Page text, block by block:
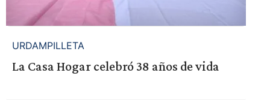
URDAMPILLETA
La Casa Hogar celebró 38 años de vida